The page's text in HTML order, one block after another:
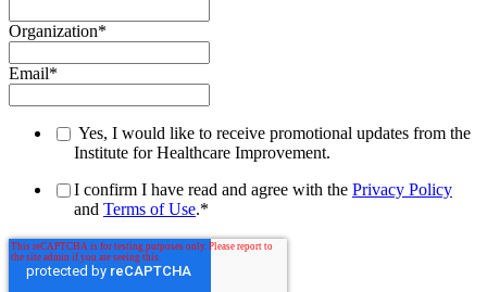
Organization*
Email*
Yes, I would like to receive promotional updates from the
Institute for Healthcare Improvement.
I confirm I have read and agree with the Privacy Policy
and Terms of Use.*